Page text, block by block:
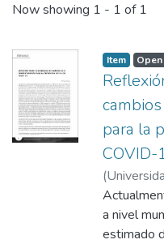
Now showing 1 - 1 of 1
Item
para la
COVID-
(
2020-01)
a nivel
estimado